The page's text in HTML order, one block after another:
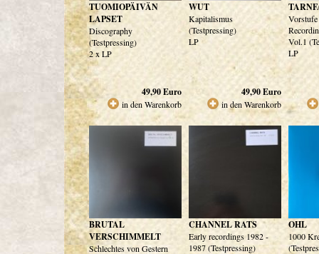
TUOMIOPÄIVÄN
LAPSET
Discography
(Testpressing)
2 x LP
49,90Euro
in den Warenkorb
WUT
Kapitalismus
(Testpressing)
LP
49,90Euro
in den Warenkorb
Vol.1
LP
BRUTAL
VERSCHIMMELT
Schlechtes von Gestern
CHANNEL RATS
Early recordings 1982 -
1987 (Testpressing)
OHL
1000